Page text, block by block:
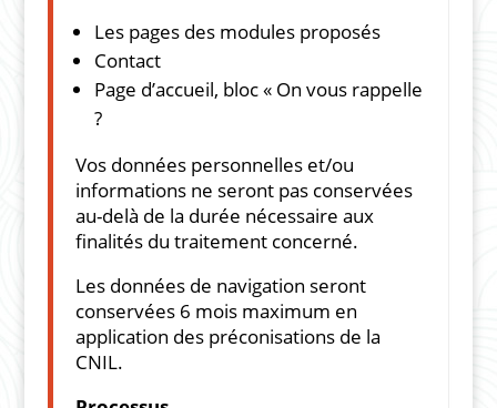
Les pages des modules proposés
Contact
Page d’accueil, bloc « On vous rappelle
?
Vos données personnelles et/ou
informations ne seront pas conservées
au-delà de la durée nécessaire aux
finalités du traitement concerné.
Les données de navigation seront
conservées 6 mois maximum en
application des préconisations de la
CNIL.